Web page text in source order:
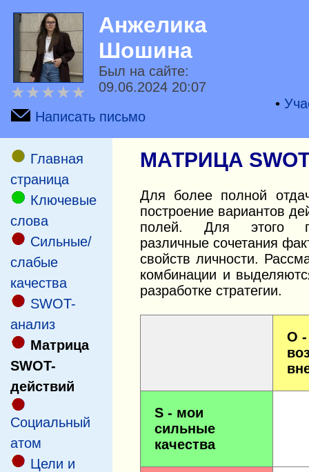
★★★★★
Анжелика
Шошина
Был на сайте:
09.06.2024 20:07
Написать письмо
•
Главная
страница
Ключевые
слова
Сильные/
слабые
качества
SWOT-
анализ
Матрица
SWOT-
действий
Социальный
атом
Цели и
МАТРИЦА
Для более полной
построение вариантов
полей. Для этого
различные сочетания
свойств личности.
комбинации и
разработке стратегии.
O -
S - мои
сильные
качества